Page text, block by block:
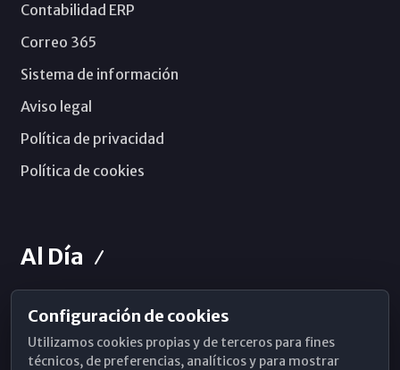
Contabilidad ERP
Correo 365
Sistema de información
Aviso legal
Política de privacidad
Política de cookies
Al Día
Horarios de Misa
Hemeroteca
Configuración de cookies
Utilizamos cookies propias y de terceros para fines
técnicos, de preferencias, analíticos y para mostrar